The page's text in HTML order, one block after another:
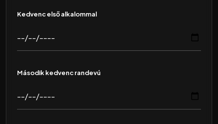
Kedvenc első alkalommal
Második kedvenc randevú